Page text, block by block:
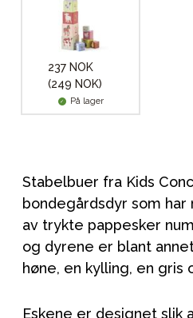
237 NOK
(249 NOK)
På lager
Stabelbuer fra Kids
bondegårdsdyr som
av trykte pappesker
og dyrene er blant
høne, en kylling, en gris
Eskene er designet slik